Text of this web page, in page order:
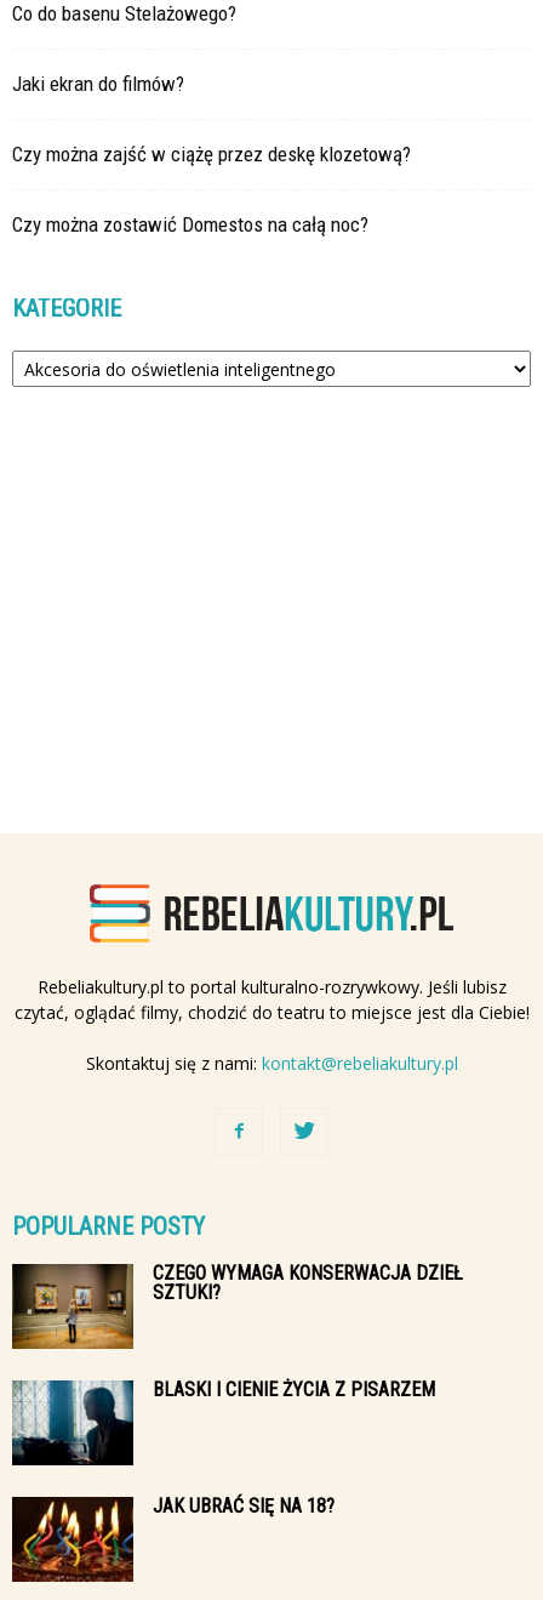
Co do basenu Stelażowego?
Jaki ekran do filmów?
Czy można zajść w ciążę przez deskę klozetową?
Czy można zostawić Domestos na całą noc?
KATEGORIE
Kategorie
Rebeliakultury.pl to portal kulturalno-rozrywkowy. Jeśli lubisz
czytać, oglądać filmy, chodzić do teatru to miejsce jest dla Ciebie!
Skontaktuj się z nami: kontakt@rebeliakultury.pl
POPULARNE POSTY
CZEGO WYMAGA KONSERWACJA DZIEŁ
SZTUKI?
BLASKI I CIENIE ŻYCIA Z PISARZEM
JAK UBRAĆ SIĘ NA 18?